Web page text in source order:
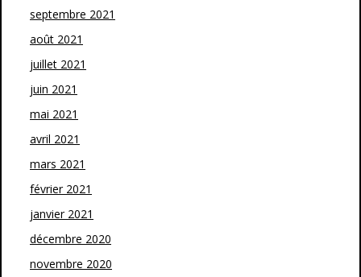
septembre 2021
août 2021
juillet 2021
juin 2021
mai 2021
avril 2021
mars 2021
février 2021
janvier 2021
décembre 2020
novembre 2020